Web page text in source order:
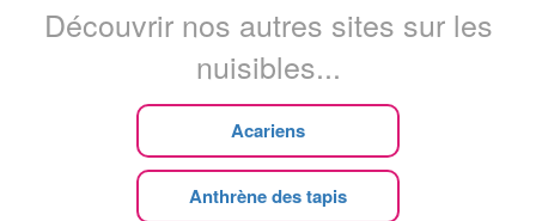
Découvrir nos autres sites sur les
nuisibles...
Acariens
Anthrène des tapis